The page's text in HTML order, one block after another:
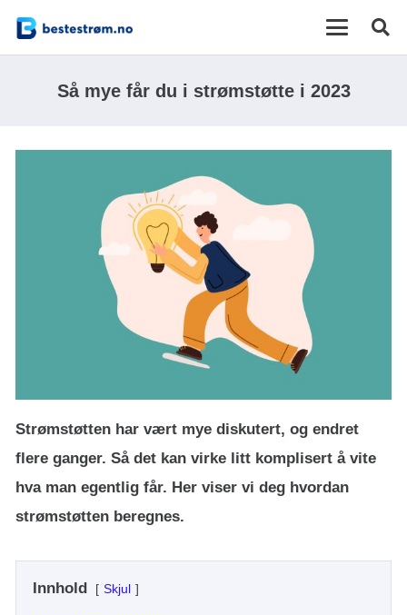
Så mye får du i strømstøtte i 2023
Strømstøtten har vært mye diskutert, og endret
flere ganger. Så det kan virke litt komplisert å vite
hva man egentlig får. Her viser vi deg hvordan
strømstøtten beregnes.
Innhold Skjul